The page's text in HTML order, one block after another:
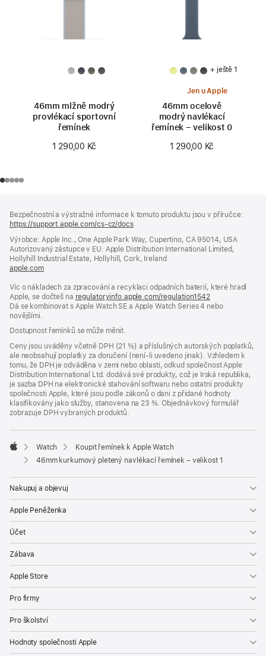
46mm mlžně modrý
provlékací sportovní
řemínek
1 290,00 Kč
+ ještě 1
Jen u Apple
46mm ocelově
modrý navlékací
řemínek – velikost 0
1 290,00 Kč
Bezpečnostní a výstražné informace k tomuto produktu jsou v příručce:
https://support.apple.com/cs-cz/docs(otevře
v novém
okně)
Výrobce: Apple Inc., One Apple Park Way, Cupertino, CA 95014, USA
Autorizovaný zástupce v EU: Apple Distribution International Limited,
Hollyhill Industrial Estate, Hollyhill, Cork, Ireland
apple.com(otevře
v novém
okně)
Víc o nákladech za zpracování a recyklaci odpadních baterií, které hradí
Apple, se dočteš na regulatoryinfo.apple.com/regulation1542(otevře
se
Dá se kombinovat s Apple Watch SE a Apple Watch Series 4 nebo
novějšími.
Dostupnost řemínků se může měnit.
Ceny jsou uváděny včetně DPH (21 %) a příslušných autorských poplatků,
ale neobsahují poplatky za doručení (není-li uvedeno jinak). Vzhledem k
tomu, že DPH je odváděna v zemi nebo oblasti, odkud společnost Apple
Distribution International Ltd. dodává své produkty, což je Irská republika,
je sazba DPH na elektronické stahování softwaru nebo ostatní produkty
společnosti Apple, které jsou podle zákonů o dani z přidané hodnoty
klasifikovány jako služby, stanovena na 23 %. Objednávkový formulář
zobrazuje DPH vybraných produktů.
Apple
Watch
Koupit řemínek k Apple Watch
46mm kurkumový pletený navlékací řemínek – velikost 1
Nakupuj a objevuj
Apple Peněženka
Účet
Zábava
Apple Store
Pro firmy
Pro školství
Hodnoty společnosti Apple